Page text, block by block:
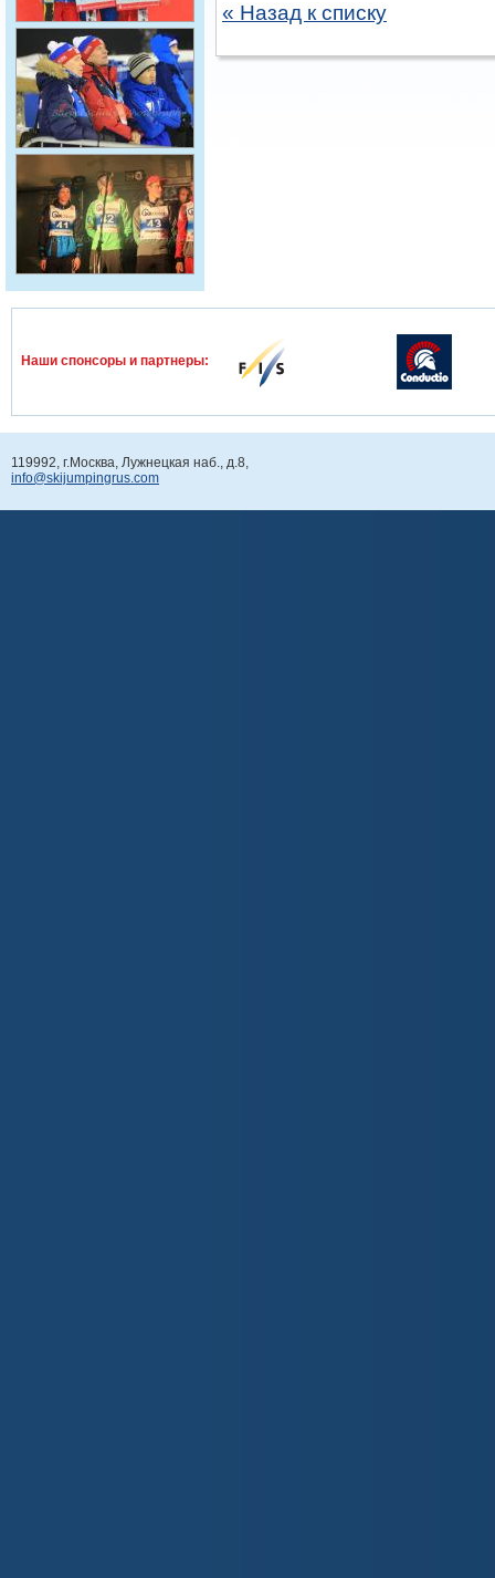
« Назад к списку
Наши спонcоры и партнеры:
119992, г.Москва, Лужнецкая наб., д.8,
info@skijumpingrus.com